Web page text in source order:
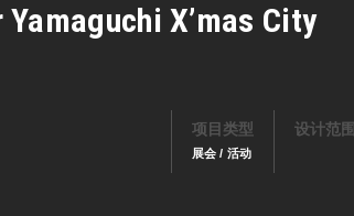
X’mas City
项目类型
展会 / 活动
设计范围